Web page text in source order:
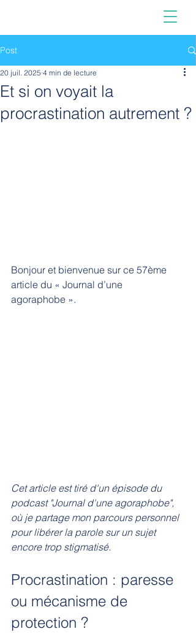
Post
Et si on voyait la
procrastination autrement ?
20 juil. 2025 4 min de lecture
Bonjour et bienvenue sur ce 57ème
article du « Journal d’une
agoraphobe ».
Cet article est tiré d'un épisode du
podcast "Journal d'une agoraphobe",
où je partage mon parcours personnel
pour libérer la parole sur un sujet
encore trop stigmatisé.
Procrastination : paresse
ou mécanisme de
protection ?